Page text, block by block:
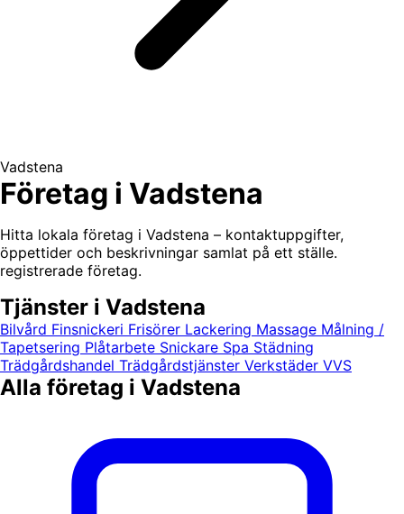
Vadstena
Företag i Vadstena
Hitta lokala företag i Vadstena – kontaktuppgifter,
öppettider och beskrivningar samlat på ett ställe.
registrerade företag.
Tjänster i Vadstena
Bilvård Finsnickeri Frisörer Lackering Massage Målning /
Tapetsering Plåtarbete Snickare Spa Städning
Trädgårdshandel Trädgårdstjänster Verkstäder VVS
Alla företag i Vadstena